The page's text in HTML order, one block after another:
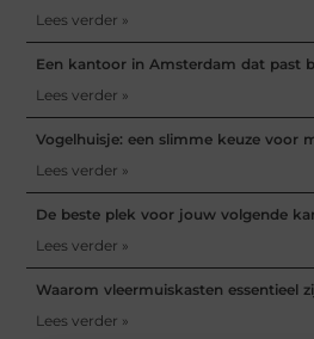
Lees verder »
Een kantoor in Amsterdam dat past
Lees verder »
Vogelhuisje: een slimme keuze voor
Lees verder »
De beste plek voor jouw volgende
Lees verder »
Waarom vleermuiskasten essentieel
Lees verder »